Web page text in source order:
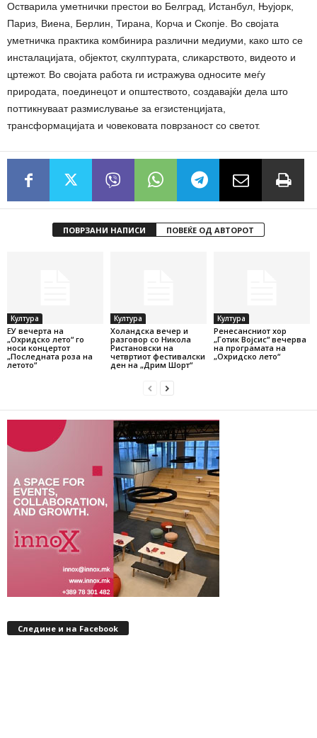
Остварила уметнички престои во Белград, Истанбул, Њујорк,
Париз, Виена, Берлин, Тирана, Корча и Скопје. Во својата
уметничка практика комбинира различни медиуми, како што се
инсталацијата, објектот, скулптурата, сликарството, видеото и
цртежот. Во својата работа ги истражува односите меѓу
природата, поединецот и општеството, создавајќи дела што
поттикнуваат размислување за егзистенцијата,
трансформацијата и човековата поврзаност со светот.
ПОВРЗАНИ НАПИСИ ПОВЕЌЕ ОД АВТОРОТ
Култура
ЕУ вечерта на
„Охридско лето“ го
носи концертот
„Последната роза на
летото“
Култура
Холандска вечер и
разговор со Никола
Ристановски на
четвртиот фестивалски
ден на „Дрим Шорт“
Култура
Ренесансниот хор
„Готик Војсис“ вечерва
на програмата на
„Охридско лето“
Следине и на Facebook